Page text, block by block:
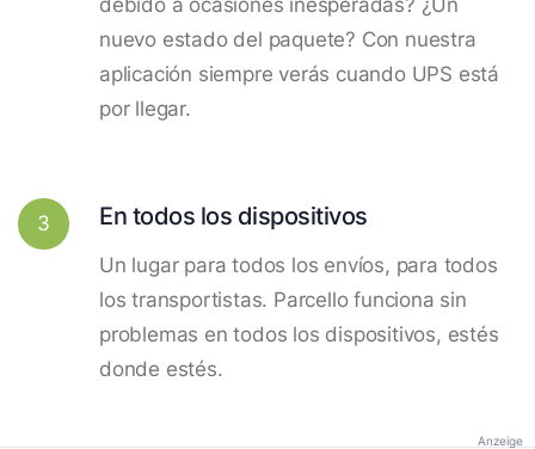
nuevo estado del paquete? Con nuestra
aplicación siempre verás cuando UPS está
por llegar.
3 En todos los dispositivos
Un lugar para todos los envíos, para todos
los transportistas. Parcello funciona sin
problemas en todos los dispositivos, estés
donde estés.
Anzeige